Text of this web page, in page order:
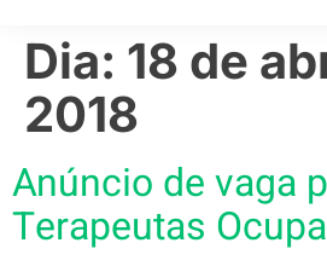
Dia: 18 de
2018
Anúncio de vaga
Terapeutas